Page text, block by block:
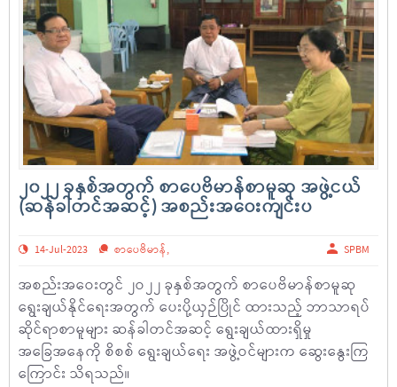
၂၀၂၂ ခုနှစ်အတွက် စာပေဗိမာန်စာမူဆု အဖွဲ့ငယ်
(ဆန်ခါတင်အဆင့်) အစည်းအဝေးကျင်းပ
14-Jul-2023 စာပေဗိမာန်, SPBM
အစည်းအဝေးတွင် ၂ဝ၂၂ ခုနှစ်အတွက် စာပေဗိမာန်စာမူဆု
ရွေးချယ်နိုင်ရေးအတွက် ပေးပို့ယှဉ်ပြိုင် ထားသည့် ဘာသာရပ်
ဆိုင်ရာစာမူများ ဆန်ခါတင်အဆင့် ရွေးချယ်ထားရှိမှု
အခြေအနေကို စိစစ် ရွေးချယ်ရေး အဖွဲ့ဝင်များက ဆွေးနွေးကြ
ကြောင်း သိရသည်။